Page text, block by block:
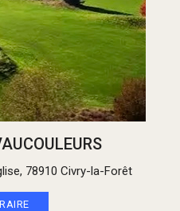
78910 Civry-la-Forêt